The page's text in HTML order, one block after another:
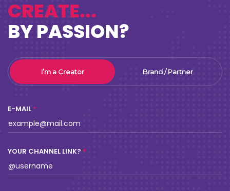
CREATE...
BY PASSION?
I’m a Creator Brand / Partner
E-MAIL
YOUR CHANNEL LINK?